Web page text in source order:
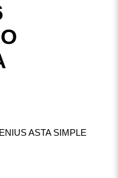
ASTA SIMPLE